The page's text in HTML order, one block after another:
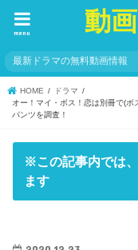
動
menu
最新ドラマの無料動画情報
HOME
ドラマ
オー！マイ・ボス！恋は別冊で(ボ
パンツを調査！
※この記事内では
ます